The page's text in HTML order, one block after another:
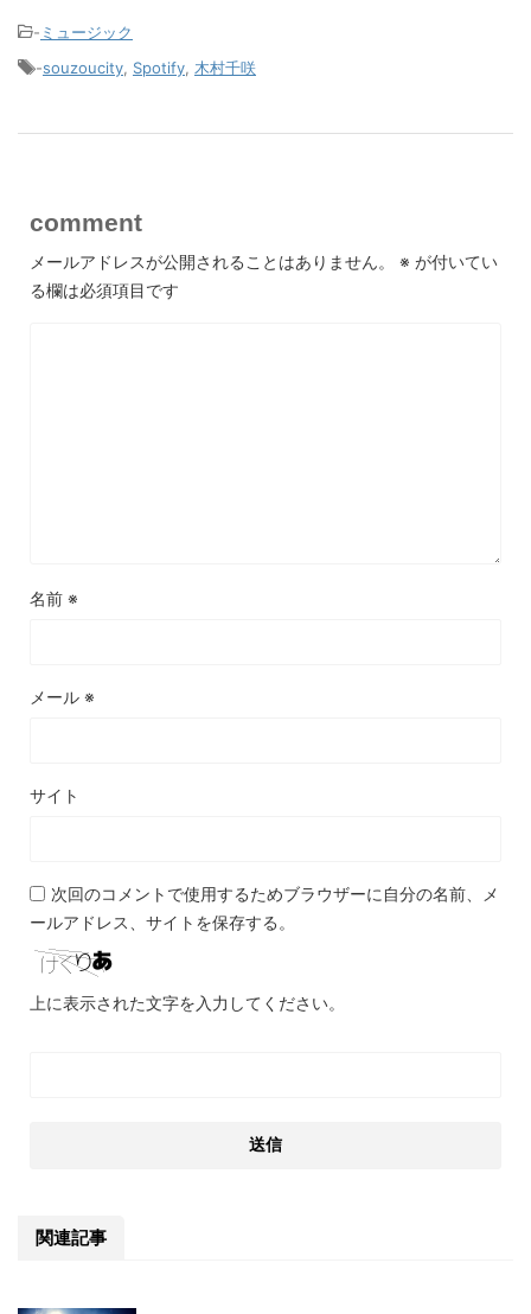
- ミュージック
-souzoucity Spotify 木村千咲
comment
メールアドレスが公開されることはありません。 ※ が付いてい
る欄は必須項目です
名前 ※
メール ※
サイト
次回のコメントで使用するためブラウザーに自分の名前、メ
ールアドレス、サイトを保存する。
上に表示された文字を入力してください。
関連記事